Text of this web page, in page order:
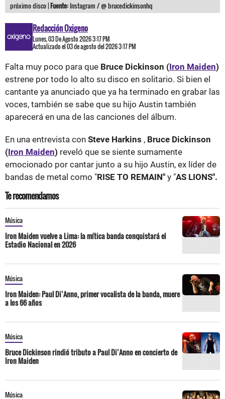
próximo disco |Fuente: Instagram / @ brucedickinsonhq
Redacción Oxigeno
Lunes, 03 De Agosto 2026 3:17 PM
Actualizado el 03 de agosto del 2026 3:17 PM
Falta muy poco para que Bruce Dickinson (Iron Maiden)
estrene por todo lo alto su disco en solitario. Si bien el
cantante ya anunciado que ya ha terminado en grabar las
voces, también se sabe que su hijo Austin también
aparecerá en una de las canciones del álbum.
En una entrevista con Steve Harkins , Bruce Dickinson
(Iron Maiden) reveló que se siente sumamente
emocionado por cantar junto a su hijo Austin, ex líder de
bandas de metal como "RISE TO REMAIN" y "AS LIONS".
Te recomendamos
Música
Iron Maiden vuelve a Lima: la mítica banda conquistará el
Estadio Nacional en 2026
Música
Iron Maiden: Paul Di’Anno, primer vocalista de la banda, muere
a los 66 años
Música
Bruce Dickinson rindió tributo a Paul Di’Anno en concierto de
Iron Maiden
Música